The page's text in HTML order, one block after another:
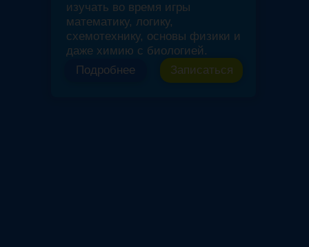
изучать во время игры
математику, логику,
схемотехнику, основы физики и
даже химию с биологией.
Записаться
Подробнее